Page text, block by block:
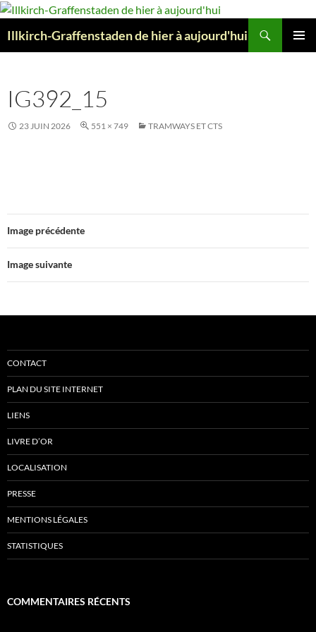
Aller
contenu
Illkirch-Graffenstaden de hier à aujourd'hui
IG392_15
23 JUIN 2026 551 × 749 TRAMWAYS ET CTS
Image précédente
Image suivante
CONTACT
PLAN DU SITE INTERNET
LIENS
LIVRE D’OR
LOCALISATION
PRESSE
MENTIONS LÉGALES
STATISTIQUES
COMMENTAIRES RÉCENTS